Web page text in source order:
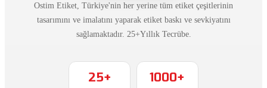
Ostim Etiket, Türkiye'nin her yerine tüm etiket çeşitlerinin
tasarımını ve imalatını yaparak etiket baskı ve sevkiyatını
sağlamaktadır. 25+Yıllık Tecrübe.
25+ 1000+